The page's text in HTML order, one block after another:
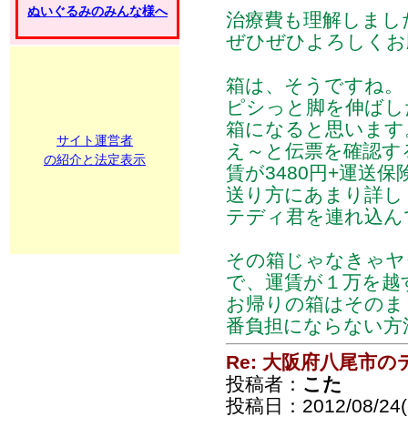
ぬいぐるみのみんな様へ
サイト運営者
の紹介と法定表示
治療費も理解しまし
ぜひぜひよろしく
箱は、そうですね。
ピシっと脚を伸ば
箱になると思います
え～と伝票を確認
賃が3480円+運送保
送り方にあまり詳
テディ君を連れ込
その箱じゃなきゃ
で、運賃が１万を
お帰りの箱はその
番負担にならない
Re: 大阪府八尾市の
投稿者： こた
投稿日：2012/08/